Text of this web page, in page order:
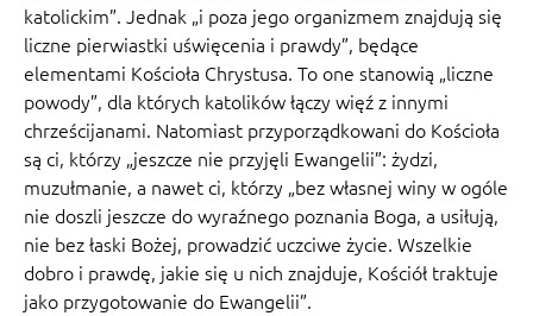
katolickim”. Jednak „i poza jego organizmem znajdują się
liczne pierwiastki uświęcenia i prawdy”, będące
elementami Kościoła Chrystusa. To one stanowią „liczne
powody”, dla których katolików łączy więź z innymi
chrześcijanami. Natomiast przyporządkowani do Kościoła
są ci, którzy „jeszcze nie przyjęli Ewangelii”: żydzi,
muzułmanie, a nawet ci, którzy „bez własnej winy w ogóle
nie doszli jeszcze do wyraźnego poznania Boga, a usiłują,
nie bez łaski Bożej, prowadzić uczciwe życie. Wszelkie
dobro i prawdę, jakie się u nich znajduje, Kościół traktuje
jako przygotowanie do Ewangelii”.